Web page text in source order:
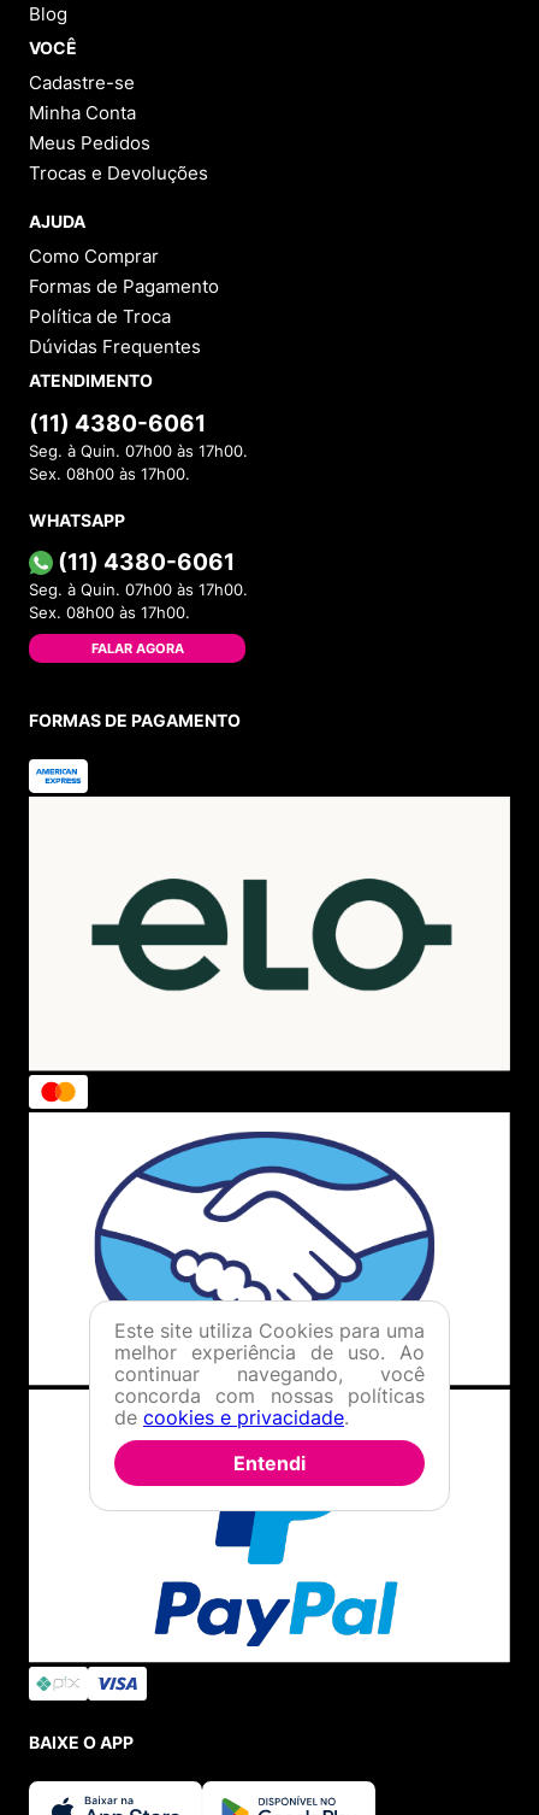
Blog
VOCÊ
Cadastre-se
Minha Conta
Meus Pedidos
Trocas e Devoluções
AJUDA
Como Comprar
Formas de Pagamento
Política de Troca
Dúvidas Frequentes
ATENDIMENTO
(11) 4380-6061
Seg. à Quin. 07h00 às 17h00.
Sex. 08h00 às 17h00.
WHATSAPP
(11) 4380-6061
Seg. à Quin. 07h00 às 17h00.
Sex. 08h00 às 17h00.
FALAR AGORA
FORMAS DE PAGAMENTO
BAIXE O APP
Este site utiliza Cookies para uma
melhor experiência de uso. Ao
continuar navegando, você
concorda com nossas políticas
de cookies e privacidade.
Entendi